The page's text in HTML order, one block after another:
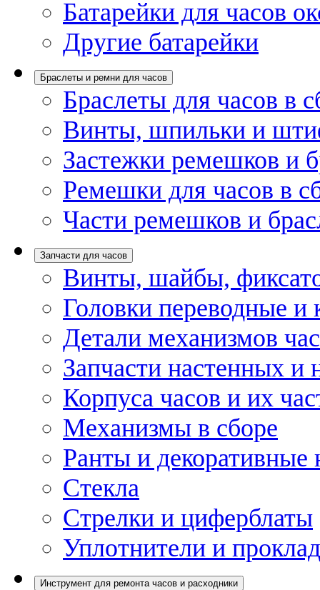
Батарейки для часов
Другие батарейки
Браслеты и ремни для часов
Браслеты для часов в
Винты, шпильки и
Застежки ремешков и
Ремешки для часов в
Части ремешков и
Запчасти для часов
Винты, шайбы,
Головки переводные и
Детали механизмов
Запчасти настенных и
Корпуса часов и их
Механизмы в сборе
Ранты и декоративные
Стекла
Стрелки и циферблаты
Уплотнители и
Инструмент для ремонта часов и расходники